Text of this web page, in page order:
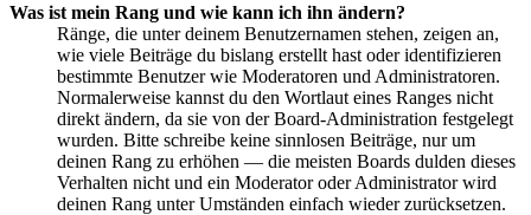
Was ist mein Rang und wie kann ich ihn ändern?
Ränge, die unter deinem Benutzernamen stehen, zeigen an,
wie viele Beiträge du bislang erstellt hast oder identifizieren
bestimmte Benutzer wie Moderatoren und Administratoren.
Normalerweise kannst du den Wortlaut eines Ranges nicht
direkt ändern, da sie von der Board-Administration festgelegt
wurden. Bitte schreibe keine sinnlosen Beiträge, nur um
deinen Rang zu erhöhen — die meisten Boards dulden dieses
Verhalten nicht und ein Moderator oder Administrator wird
deinen Rang unter Umständen einfach wieder zurücksetzen.